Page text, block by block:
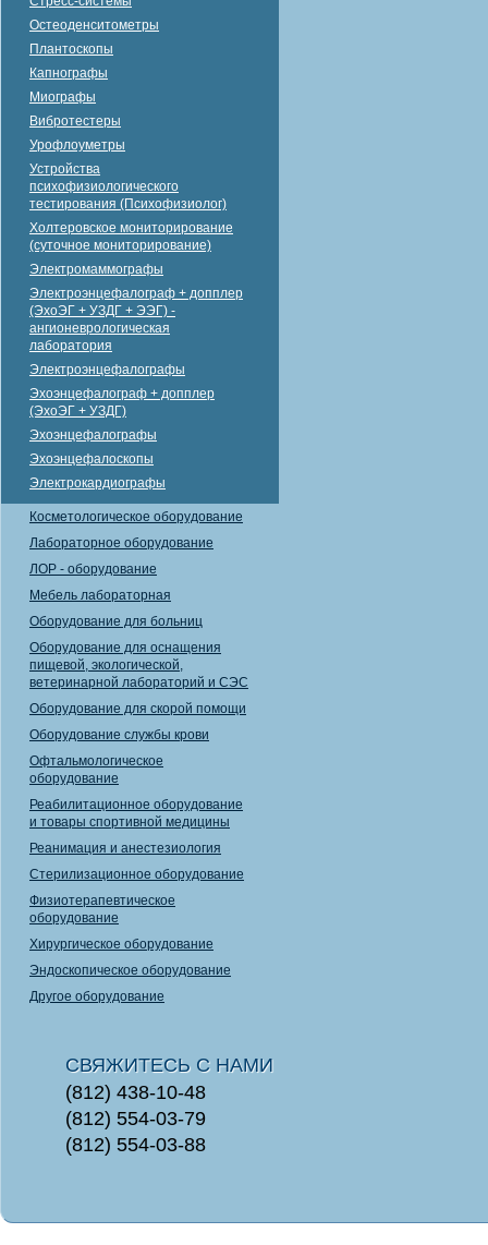
Остеоденситометры
Плантоскопы
Капнографы
Миографы
Вибротестеры
Урофлоуметры
Устройства
психофизиологического
тестирования (Психофизиолог)
Холтеровское мониторирование
(суточное мониторирование)
Электромаммографы
Электроэнцефалограф + допплер
(ЭхоЭГ + УЗДГ + ЭЭГ) -
ангионеврологическая
лаборатория
Электроэнцефалографы
Эхоэнцефалограф + допплер
(ЭхоЭГ + УЗДГ)
Эхоэнцефалографы
Эхоэнцефалоскопы
Электрокардиографы
Косметологическое оборудование
Лабораторное оборудование
ЛОР - оборудование
Мебель лабораторная
Оборудование для больниц
Оборудование для оснащения
пищевой, экологической,
ветеринарной лабораторий и СЭС
Оборудование для скорой помощи
Оборудование службы крови
Офтальмологическое
оборудование
Реабилитационное оборудование
и товары спортивной медицины
Реанимация и анестезиология
Стерилизационное оборудование
Физиотерапевтическое
оборудование
Хирургическое оборудование
Эндоскопическое оборудование
Другое оборудование
СВЯЖИТЕСЬ С НАМИ
(812) 438-10-48
(812) 554-03-79
(812) 554-03-88